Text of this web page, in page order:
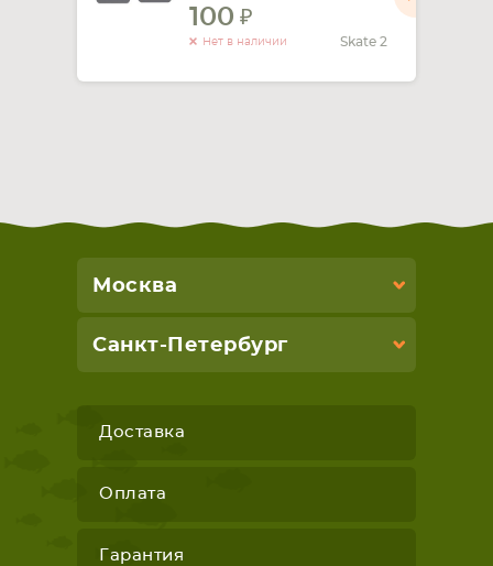
100
Нет в наличии Skate 2
Москва
Санкт-Петербург
Доставка
Оплата
Гарантия